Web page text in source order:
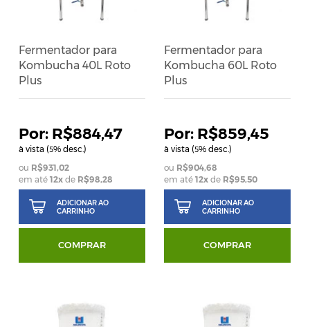
Fermentador para
Kombucha 40L Roto
Plus
R$884,47
à vista (5% desc.)
R$931,02
em até12x de R$98,28
ADICIONAR AO
CARRINHO
COMPRAR
Fermentador para
Kombucha 60L Roto
Plus
R$859,45
à vista (5% desc.)
R$904,68
em até 12xde R$95,50
ADICIONAR AO
CARRINHO
COMPRAR